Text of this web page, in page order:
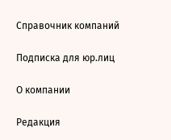
Справочник компаний
Подписка для юр.лиц
О компании
Редакция